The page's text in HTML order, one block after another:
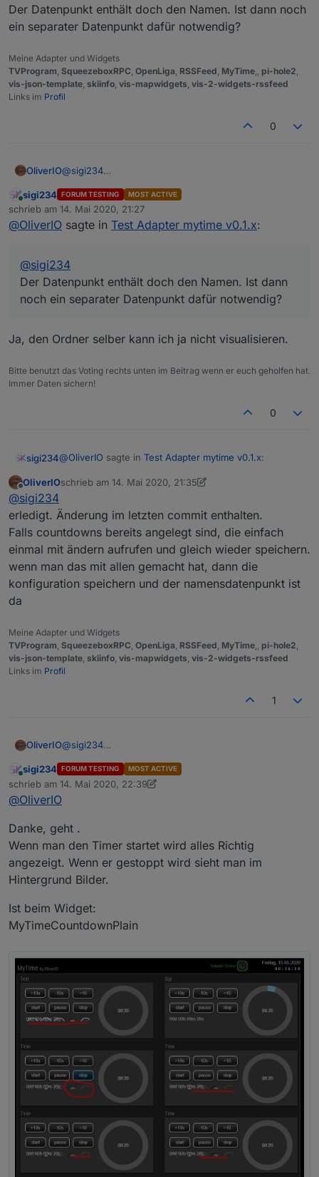
gemäß des Countdowns entsprechend abläuft.
Verwendung der widgets inklusive einer Beispiel
widgetgruppe für eine komplette Steuerung ist auf
Bei Fragen wie immer hier im Forum schreiben.
Fehler können hier, aber auch auf github
https://github.com/oweitman/ioBroker.mytime
gemeldet werden.
Der Datenpunkt enthält doch den Namen. Ist dann noch
ein separater Datenpunkt dafür notwendig?
Meine Adapter und Widgets
TVProgram SqueezeboxRPC OpenLiga RSSFeed MyTime pi-hole2
vis-json-template skiinfo vis-mapwidgets vis-2-widgets-rssfeed
Links im Profil
0
OliverIO@sigi234
noch ein separater Datenpunkt dafür notwendig?
Online
sigi234 FORUM TESTING MOST ACTIVE
schrieb am 14. Mai 2020, 21:27
zuletzt editiert von
@OliverIO sagte in Test Adapter mytime v0.1.x:
@sigi234
Der Datenpunkt enthält doch den Namen. Ist dann
noch ein separater Datenpunkt dafür notwendig?
Ja, den Ordner selber kann ich ja nicht visualisieren.
Bitte benutzt das Voting rechts unten im Beitrag wenn er euch geholfen hat.
Immer Daten sichern!
0
sigi234@OliverIO sagte in Test Adapter mytime v0.1.x:
Der Datenpunkt enthält doch den Namen. Ist dann
noch ein separater Datenpunkt dafür notwendig?
Ja, den Ordner selber kann ich ja nicht visualisieren.
Offline
OliverIOschrieb am 14. Mai 2020, 21:35
zuletzt editiert von OliverIO
@sigi234
erledigt. Änderung im letzten commit enthalten.
Falls countdowns bereits angelegt sind, die einfach
einmal mit ändern aufrufen und gleich wieder speichern.
wenn man das mit allen gemacht hat, dann die
konfiguration speichern und der namensdatenpunkt ist
da
Meine Adapter und Widgets
TVProgram, SqueezeboxRPC, OpenLiga, RSSFeed, MyTime,, pi-hole2,
vis-json-template, skiinfo, vis-mapwidgets, vis-2-widgets-rssfeed
Links im Profil
1
OliverIO@sigi234
Falls countdowns bereits angelegt sind, die einfach
einmal mit ändern aufrufen und gleich wieder
konfiguration speichern und der namensdatenpunkt
ist da
Online
sigi234 FORUM TESTING MOST ACTIVE
schrieb am 14. Mai 2020, 22:39
zuletzt editiert von sigi234
@OliverIO
Danke, geht .
Wenn man den Timer startet wird alles Richtig
angezeigt. Wenn er gestoppt wird sieht man im
Hintergrund Bilder.
Ist beim Widget:
MyTimeCountdownPlain